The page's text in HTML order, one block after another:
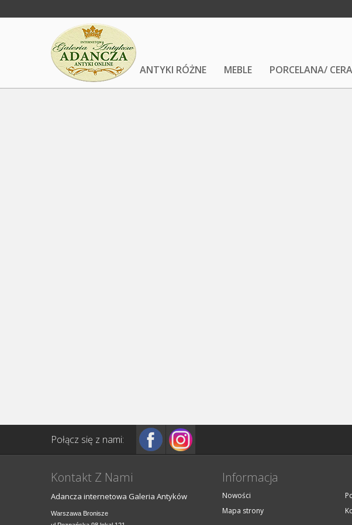
ANTYKI RÓŻNE MEBLE PORCELANA/
Połącz się z nami:
Kontakt Z Nami
Adancza internetowa Galeria Antyków
Warszawa Bronisze
Informacja
Nowości
Mapa strony